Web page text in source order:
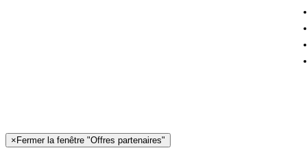
× Fermer la fenêtre "Offres partenaires"